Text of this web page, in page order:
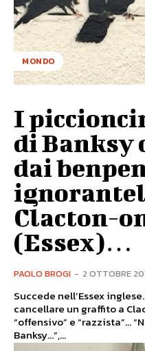
MONDO
I
di Banksy
dai
Clacton-
(Essex)…
PAOLO BROGI - 2 OTTOBRE
Succede nell’Essex
cancellare un graffito a
“offensivo” e “razzista”... “Non sapevamo però che fosse di
Banksy...”,...